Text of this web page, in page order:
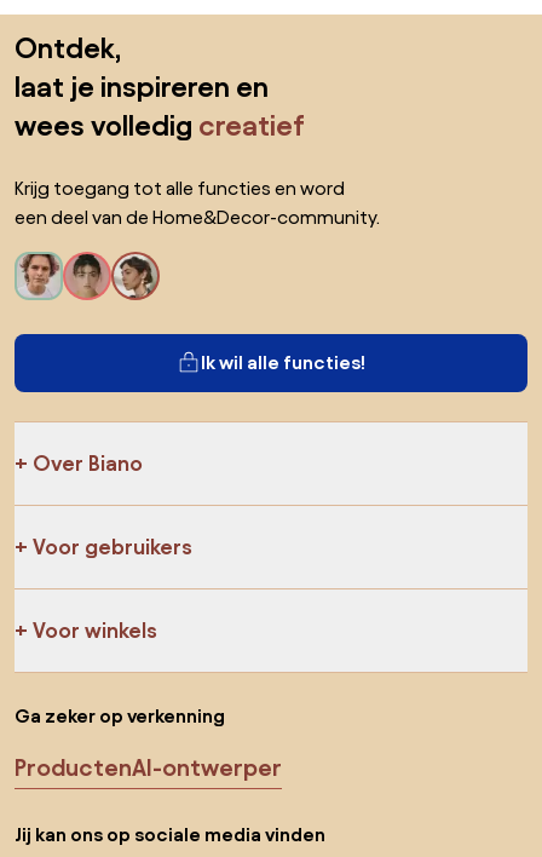
Ontdek,
laat je inspireren en
wees volledig creatief
Krijg toegang tot alle functies en word
een deel van de Home&Decor-community.
Ik wil alle functies!
Over Biano
Voor gebruikers
Voor winkels
Ga zeker op verkenning
ProductenAI-ontwerper
Jij kan ons op sociale media vinden